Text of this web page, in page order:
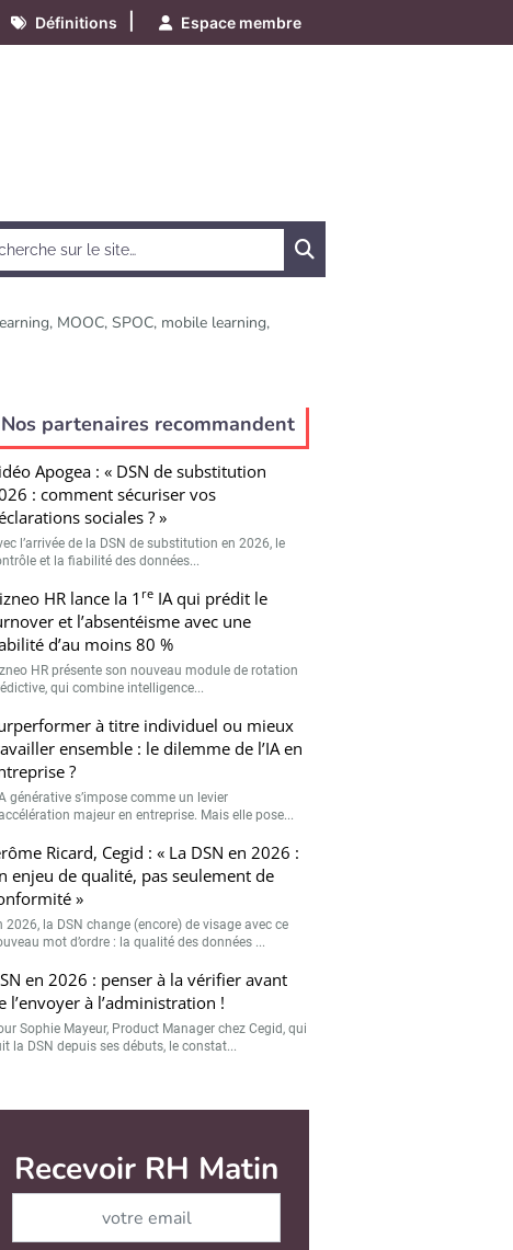
Définitions Espace membre
MOOC, SPOC, mobile learning,
Nos partenaires recommandent
Apogea : « DSN de substitution
: comment sécuriser vos
sociales ? »
l’arrivée de la DSN de substitution en 2026, le
et la fiabilité des données...
HR lance la 1 reIA qui prédit le
et l’absentéisme avec une
d’au moins 80 %
HR présente son nouveau module de rotation
qui combine intelligence...
à titre individuel ou mieux
ensemble : le dilemme de l’IA en
?
générative s’impose comme un levier
majeur en entreprise. Mais elle pose...
Ricard, Cegid : « La DSN en 2026 :
enjeu de qualité, pas seulement de
»
2026, la DSN change (encore) de visage avec ce
mot d’ordre : la qualité des données ...
en 2026 : penser à la vérifier avant
l’envoyer à l’administration !
Sophie Mayeur, Product Manager chez Cegid, qui
la DSN depuis ses débuts, le constat...